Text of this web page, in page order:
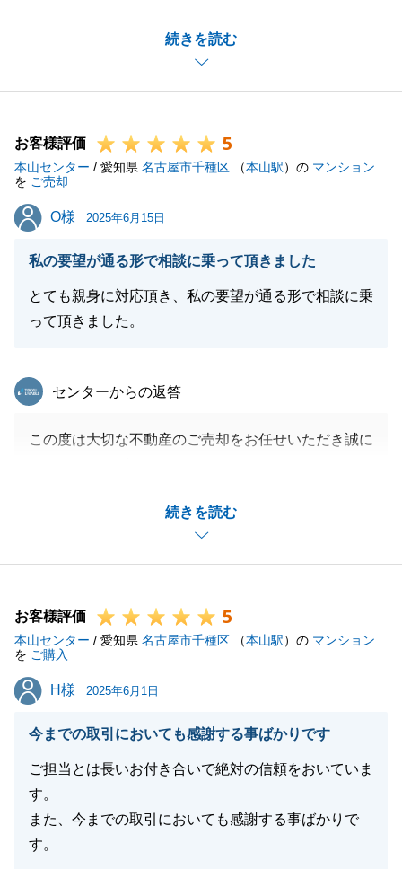
続きを読む
K様とはご自宅の売却からお手伝いさせていただき、
長い期間を共にしてきましたので、良いお住替え先が
リフォームについても何度も現地で打ち合わせをしな
がら内容を決められましたので、完成が楽しみです。
リフォーム後、快適にお過ごしできるようにサポート
させていただきますので、何かございましたらいつで
引き続き宜しくお願いいたします。
お客様評価 5
本山センター / 愛知県 名古屋市千種区 （本山駅）の マンション
を ご売却
O様
O様 2025年6月15日
私の要望が通る形で相談に乗って頂きました
とても親身に対応頂き、私の要望が通る形で相談に乗
って頂きました。
続きを読む
東急リバブル
センターからの返答
この度は大切な不動産のご売却をお任せいただき誠に
にスピード感のあるお取引でございました。
O様のご協力無しでは実現が難しいスケジュールでご
ざいました。誠にありがとうございます。
お気軽にお声がけください。
この度は素敵なご縁をいただきまして誠にありがとう
ございます。
閉じる
お客様評価 5
本山センター / 愛知県 名古屋市千種区 （本山駅）の マンション
を ご購入
H様
H様 2025年6月1日
今までの取引においても感謝する事ばかりです
ご担当とは長いお付き合いで絶対の信頼をおいていま
す。
また、今までの取引においても感謝する事ばかりで
す。